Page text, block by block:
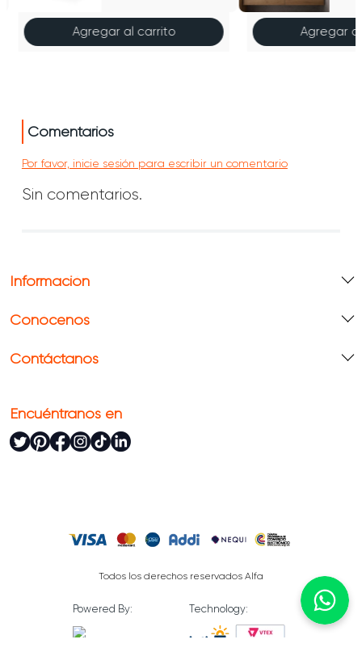
Agregar al carrito Agregar
Comentarios
Por favor, inicie sesión para escribir un comentario
Sin comentarios.
Información
Conócenos
Contáctanos
Encuéntranos en
Todos los derechos reservados Alfa
Powered By: Technology: